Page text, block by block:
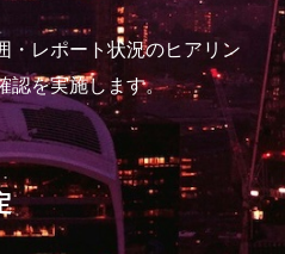
・レポート状況のヒアリン
認を実施します。